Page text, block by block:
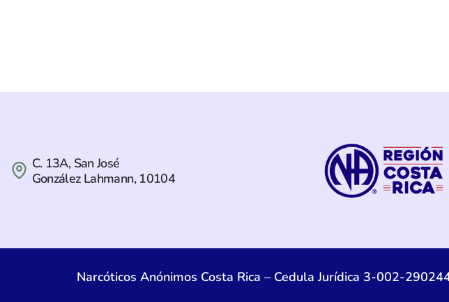
C. 13A, San José
González Lahmann, 10104
Narcóticos Anónimos Costa Rica – Cedula Jurídica 3-002-